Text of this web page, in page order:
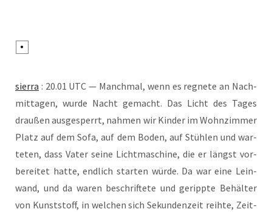
sier­ra : 20.01 UTC — Manch­mal, wenn es reg­ne­te an Nach­
mit­ta­gen, wur­de Nacht gemacht. Das Licht des Tages
drau­ßen aus­ge­sperrt, nah­men wir Kin­der im Wohn­zim­mer
Platz auf dem Sofa, auf dem Boden, auf Stüh­len und war­
te­ten, dass Vater sei­ne Licht­ma­schi­ne, die er längst vor­
be­rei­tet hat­te, end­lich star­ten wür­de. Da war eine Lein­
wand, und da waren beschrif­te­te und geripp­te Behäl­ter
von Kunst­stoff, in wel­chen sich Sekun­den­zeit reih­te, Zeit­